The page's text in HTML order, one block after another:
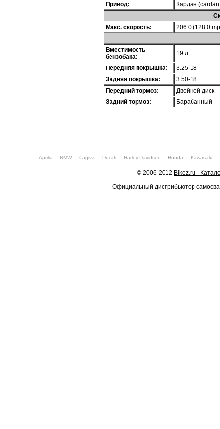
Привод:
Кардан
Макс. скорость:
206.0 (128.0
Вместимость
бензобака:
19 л.
Передняя покрышка:
3.25-18
Задняя покрышка:
3.50-18
Передний тормоз:
Двойной диск
Задний тормоз:
Барабанный
Aprilia BMW Cagiva Ducati Harley-Davidson Honda Kawasaki
© 2006-2012 Bikez.ru -
Официальный дистрибьютор